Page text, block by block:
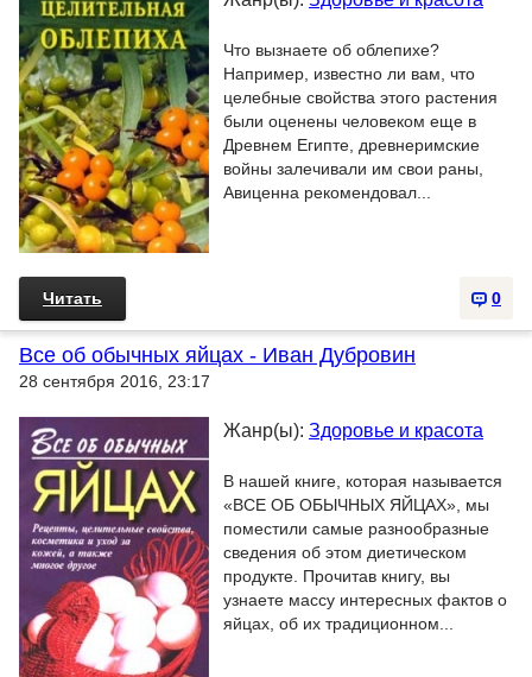
Что вызнаете об облепихе?
Например, известно ли вам, что
целебные свойства этого растения
были оценены человеком еще в
Древнем Египте, древнеримские
войны залечивали им свои раны,
Авиценна рекомендовал...
0
Читать
Все об обычных яйцах - Иван Дубровин
28 сентября 2016, 23:17
Жанр(ы): Здоровье и красота
В нашей книге, которая называется
«ВСЕ ОБ ОБЫЧНЫХ ЯЙЦАХ», мы
поместили самые разнообразные
сведения об этом диетическом
продукте. Прочитав книгу, вы
узнаете массу интересных фактов о
яйцах, об их традиционном...